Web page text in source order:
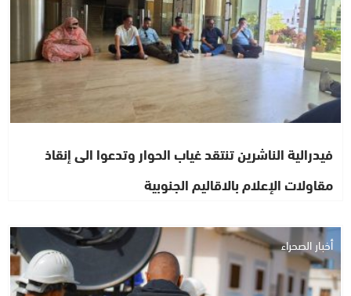
فيدرالية الناشرين تنتقد غياب الحوار وتدعوا الى إنقاذ
مقاولات الإعلام بالاقاليم الجنوبية
أخبار الصحراء